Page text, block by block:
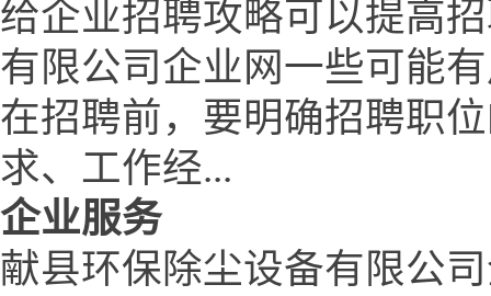
给企业招聘攻略可以提高
有限公司企业网一些可能
在招聘前，要明确招聘职
求、工作经...
企业服务
献县环保除尘设备有限公